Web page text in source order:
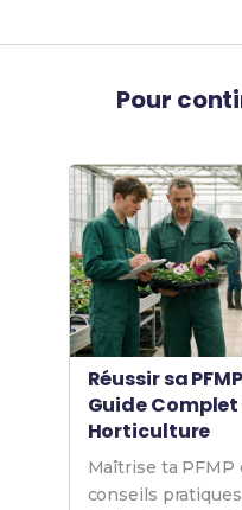
Pour
Réussir sa
Guide
Horticulture
Maîtrise ta PFMP
conseils